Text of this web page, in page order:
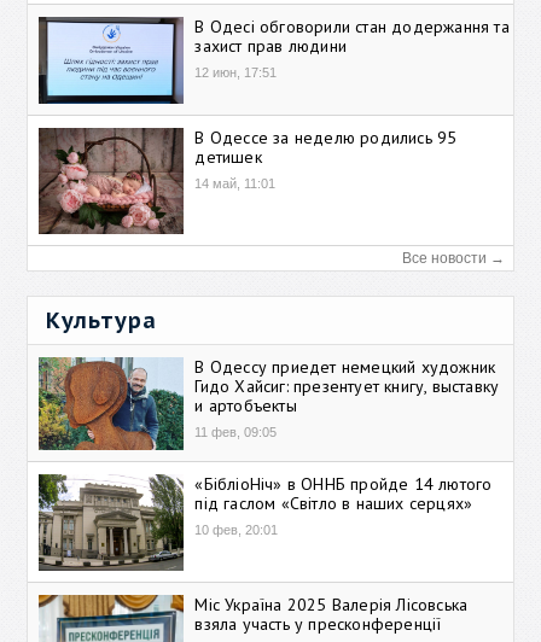
В Одесі обговорили стан додержання та
захист прав людини
12 июн, 17:51
В Одессе за неделю родились 95
детишек
14 май, 11:01
Все новости →
Культура
В Одессу приедет немецкий художник
Гидо Хайсиг: презентует книгу, выставку
и артобъекты
11 фев, 09:05
«БібліоНіч» в ОННБ пройде 14 лютого
під гаслом «Світло в наших серцях»
10 фев, 20:01
Міс Україна 2025 Валерія Лісовська
взяла участь у пресконференції